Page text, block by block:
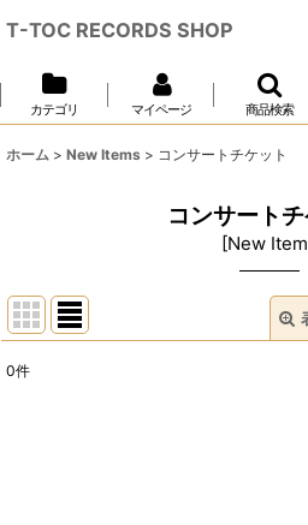
T-TOC RECORDS SHOP
カテゴリ マイページ 商品検索
ホーム > New Items > コンサートチケット
コンサート
[New
0件